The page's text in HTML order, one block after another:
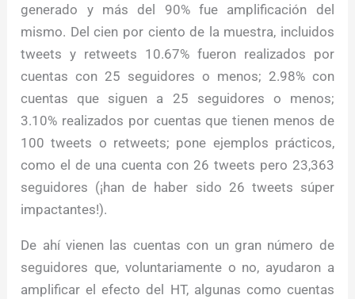
generado y más del 90% fue amplificación del
mismo. Del cien por ciento de la muestra, incluidos
tweets y retweets 10.67% fueron realizados por
cuentas con 25 seguidores o menos; 2.98% con
cuentas que siguen a 25 seguidores o menos;
3.10% realizados por cuentas que tienen menos de
100 tweets o retweets; pone ejemplos prácticos,
como el de una cuenta con 26 tweets pero 23,363
seguidores (¡han de haber sido 26 tweets súper
impactantes!).
De ahí vienen las cuentas con un gran número de
seguidores que, voluntariamente o no, ayudaron a
amplificar el efecto del HT, algunas como cuentas